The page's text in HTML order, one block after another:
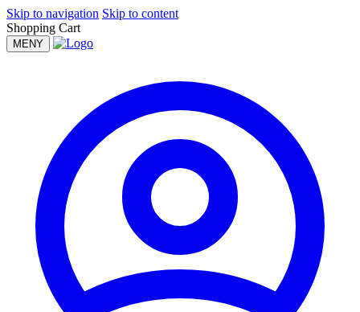
Skip to navigation Skip to content
Shopping Cart
MENY